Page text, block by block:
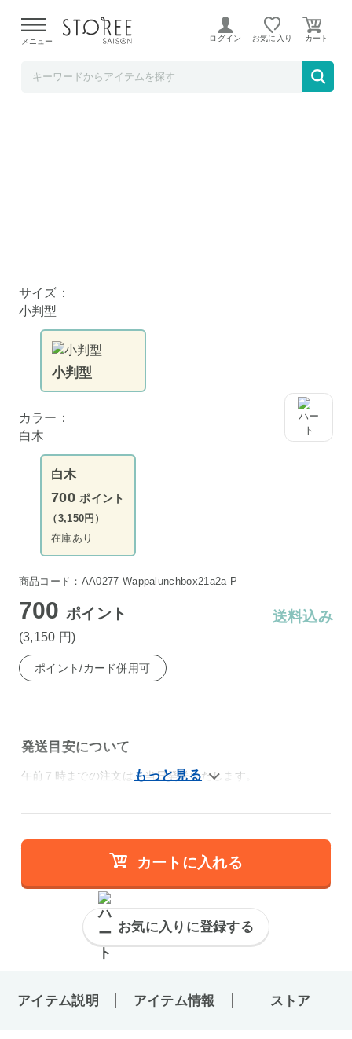
よる配送遅延が発生しております。
メニュー ログイン お気に入り
抗菌 わっぱ 一段ランチBOX 小判型 白木
サイズ：
小判型
小判型
カラー：
白木
白木
700ポイント
（3,150円）
在庫あり
商品コード：AA0277-Wappalunchbox21a2a-P
700 ポイント
(3,150 円)
送料込み
ポイント/カード併用可
発送目安について
午前７時までの注文は、当日発送いたします。
カートに入れる
お気に入りに登録する
アイテム説明 アイテム情報 ストア